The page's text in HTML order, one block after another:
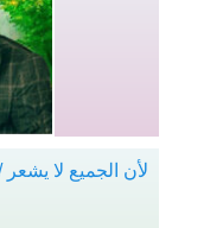
لأن الجميع لا